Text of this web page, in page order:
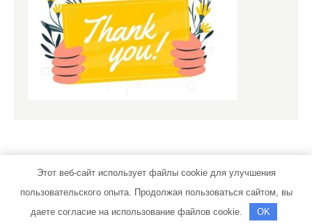
kozirsky.ru | Тема от Grace Themes
Этот веб-сайт использует файлы cookie для улучшения
пользовательского опыта. Продолжая пользоваться сайтом, вы
даете согласие на использование файлов cookie.
OK